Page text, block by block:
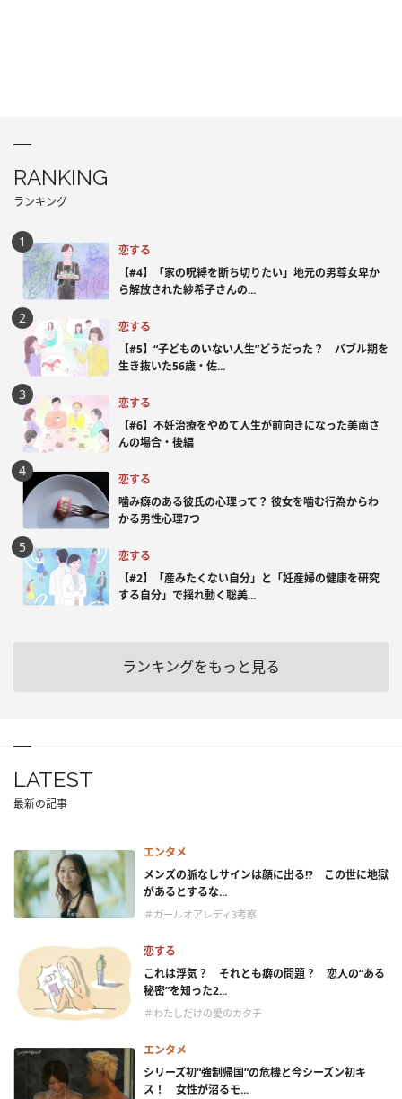
RANKING
ランキング
恋する
【#4】「家の呪縛を断ち切りたい」地元の男尊女卑か
ら解放された紗希子さんの...
恋する
【#5】“子どものいない人生”どうだった？ バブル期を
生き抜いた56歳・佐...
恋する
【#6】不妊治療をやめて人生が前向きになった美南さ
んの場合・後編
恋する
噛み癖のある彼氏の心理って？ 彼女を噛む行為からわ
かる男性心理7つ
恋する
【#2】「産みたくない自分」と「妊産婦の健康を研究
する自分」で揺れ動く聡美...
ランキングをもっと見る
LATEST
最新の記事
エンタメ
メンズの脈なしサインは顔に出る!? この世に地獄
があるとするな...
＃ガールオアレディ3考察
恋する
これは浮気？ それとも癖の問題？ 恋人の“ある
秘密”を知った2...
＃わたしだけの愛のカタチ
エンタメ
シリーズ初“強制帰国”の危機と今シーズン初キ
ス！ 女性が沼るモ...